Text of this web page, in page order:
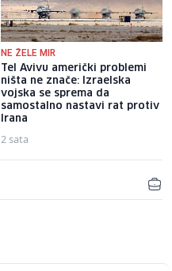
NE ŽELE MIR
Tel Avivu američki problemi
ništa ne znače: Izraelska
vojska se sprema da
samostalno nastavi rat protiv
Irana
2 sata